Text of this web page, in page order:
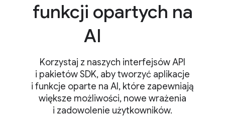
funkcji opartych na
AI
Korzystaj z naszych interfejsów API
i pakietów SDK, aby tworzyć aplikacje
i funkcje oparte na AI, które zapewniają
większe możliwości, nowe wrażenia
i zadowolenie użytkowników.